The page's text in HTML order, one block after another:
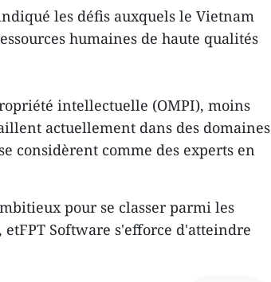
les défis auxquels le Vietnam
humaines de haute qualités
intellectuelle (OMPI), moins
actuellement dans des domaines
considèrent comme des experts en
pour se classer parmi les
Software s'efforce d'atteindre